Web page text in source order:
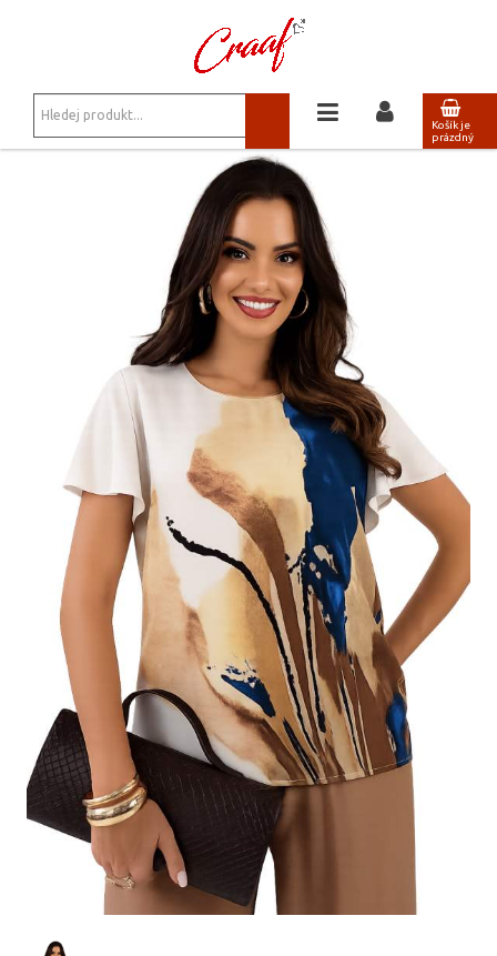
Košík je
prázdný
HALENKY, TOPY, KOŠILE